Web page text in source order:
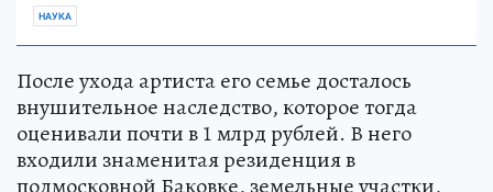
НАУКА
После ухода артиста его семье досталось
внушительное наследство, которое тогда
оценивали почти в 1 млрд рублей. В него
входили знаменитая резиденция в
подмосковной Баковке, земельные участки,